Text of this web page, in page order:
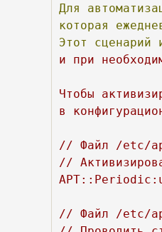
Для
которая
Этот
сценарий
и при
Чтобы
в
// Файл /etc/
//
// Файл /etc/